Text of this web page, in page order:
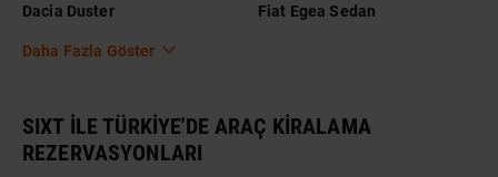
Dacia Duster Fiat Egea Sedan
Daha Fazla Göster
SIXT İLE TÜRKİYE'DE ARAÇ KİRALAMA
REZERVASYONLARI